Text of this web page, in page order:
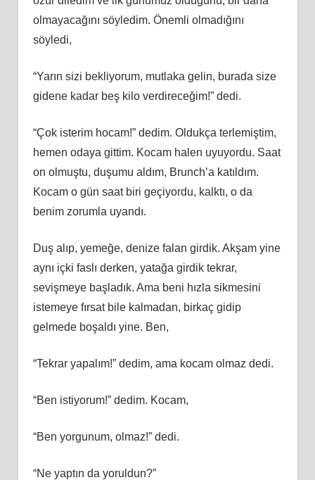
olmayacağını söyledim. Önemli olmadığını
söyledi,
“Yarın sizi bekliyorum, mutlaka gelin, burada size
gidene kadar beş kilo verdireceğim!” dedi.
“Çok isterim hocam!” dedim. Oldukça terlemiştim,
hemen odaya gittim. Kocam halen uyuyordu. Saat
on olmuştu, duşumu aldım, Brunch’a katıldım.
Kocam o gün saat biri geçiyordu, kalktı, o da
benim zorumla uyandı.
Duş alıp, yemeğe, denize falan girdik. Akşam yine
aynı içki faslı derken, yatağa girdik tekrar,
sevişmeye başladık. Ama beni hızla sikmesini
istemeye fırsat bile kalmadan, birkaç gidip
gelmede boşaldı yine. Ben,
“Tekrar yapalım!” dedim, ama kocam olmaz dedi.
“Ben istiyorum!” dedim. Kocam,
“Ben yorgunum, olmaz!” dedi.
“Ne yaptın da yoruldun?”